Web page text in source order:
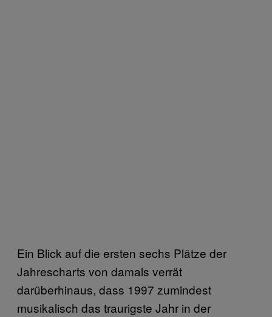
Ein Blick auf die ersten sechs Plätze der
Jahrescharts von damals verrät
darüberhinaus, dass 1997 zumindest
musikalisch das traurigste Jahr in der